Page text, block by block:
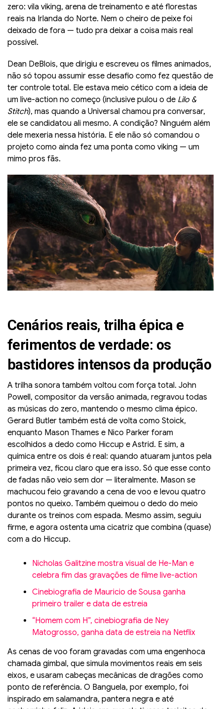
zero: vila viking, arena de treinamento e até florestas
reais na Irlanda do Norte. Nem o cheiro de peixe foi
deixado de fora — tudo pra deixar a coisa mais real
possível.
Dean DeBlois, que dirigiu e escreveu os filmes animados,
não só topou assumir esse desafio como fez questão de
ter controle total. Ele estava meio cético com a ideia de
um live-action no começo (inclusive pulou o de Lilo &
Stitch), mas quando a Universal chamou pra conversar,
ele se candidatou ali mesmo. A condição? Ninguém além
dele mexeria nessa história. E ele não só comandou o
projeto como ainda fez uma ponta como viking — um
mimo pros fãs.
Cenários reais, trilha épica e
ferimentos de verdade: os
bastidores intensos da produção
A trilha sonora também voltou com força total. John
Powell, compositor da versão animada, regravou todas
as músicas do zero, mantendo o mesmo clima épico.
Gerard Butler também está de volta como Stoick,
enquanto Mason Thames e Nico Parker foram
escolhidos a dedo como Hiccup e Astrid. E sim, a
química entre os dois é real: quando atuaram juntos pela
primeira vez, ficou claro que era isso. Só que esse conto
de fadas não veio sem dor — literalmente. Mason se
machucou feio gravando a cena de voo e levou quatro
pontos no queixo. Também queimou o dedo do meio
durante os treinos com espada. Mesmo assim, seguiu
firme, e agora ostenta uma cicatriz que combina (quase)
com a do Hiccup.
Nicholas Galitzine mostra visual de He-Man e
celebra fim das gravações de filme live-action
Cinebiografia de Mauricio de Sousa ganha
primeiro trailer e data de estreia
“Homem com H”, cinebiografia de Ney
Matogrosso, ganha data de estreia na Netflix
As cenas de voo foram gravadas com uma engenhoca
chamada gimbal, que simula movimentos reais em seis
eixos, e usaram cabeças mecânicas de dragões como
ponto de referência. O Banguela, por exemplo, foi
inspirado em salamandra, pantera negra e até